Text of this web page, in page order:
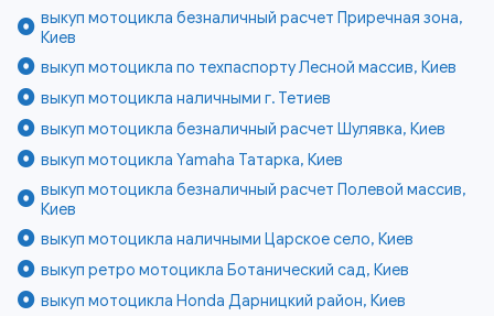
выкуп мотоцикла безналичный расчет Приречная зона,
Киев
выкуп мотоцикла по техпаспорту Лесной массив, Киев
выкуп мотоцикла наличными г. Тетиев
выкуп мотоцикла безналичный расчет Шулявка, Киев
выкуп мотоцикла Yamaha Татарка, Киев
выкуп мотоцикла безналичный расчет Полевой массив,
Киев
выкуп мотоцикла наличными Царское село, Киев
выкуп ретро мотоцикла Ботанический сад, Киев
выкуп мотоцикла Honda Дарницкий район, Киев